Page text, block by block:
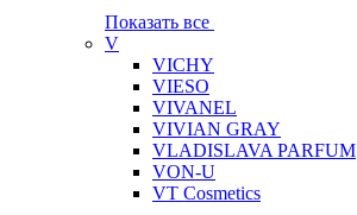
Показать все
V
VICHY
VIESO
VIVANEL
VIVIAN GRAY
VLADISLAVA PARFUM
VON-U
VT Cosmetics